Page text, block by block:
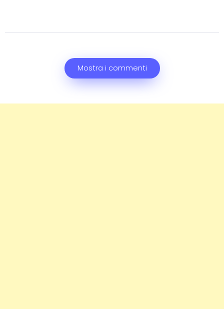
Mostra i commenti